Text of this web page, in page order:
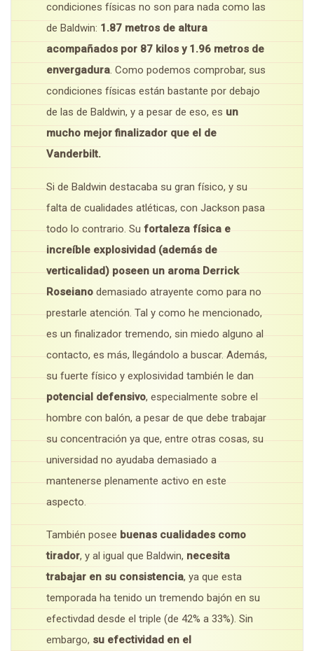
condiciones físicas no son para nada como las
de Baldwin: 1.87 metros de altura
acompañados por 87 kilos y 1.96 metros de
envergadura. Como podemos comprobar, sus
condiciones físicas están bastante por debajo
de las de Baldwin, y a pesar de eso, es un
mucho mejor finalizador que el de
Vanderbilt.
Si de Baldwin destacaba su gran físico, y su
falta de cualidades atléticas, con Jackson pasa
todo lo contrario. Su fortaleza física e
increíble explosividad (además de
verticalidad) poseen un aroma Derrick
Roseiano demasiado atrayente como para no
prestarle atención. Tal y como he mencionado,
es un finalizador tremendo, sin miedo alguno al
contacto, es más, llegándolo a buscar. Además,
su fuerte físico y explosividad también le dan
potencial defensivo, especialmente sobre el
hombre con balón, a pesar de que debe trabajar
su concentración ya que, entre otras cosas, su
universidad no ayudaba demasiado a
mantenerse plenamente activo en este
aspecto.
También posee buenas cualidades como
tirador, y al igual que Baldwin, necesita
trabajar en su consistencia, ya que esta
temporada ha tenido un tremendo bajón en su
efectivdad desde el triple (de 42% a 33%). Sin
embargo, su efectividad en el